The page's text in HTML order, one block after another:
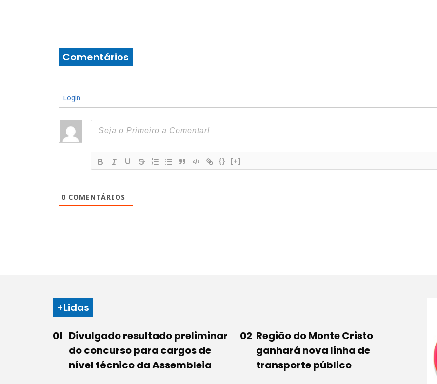
Comentários
Login
{} [+]
0 COMENTÁRIOS
+Lidas
Divulgado resultado preliminar
do concurso para cargos de
nível técnico da Assembleia
Região do Monte Cristo
ganhará nova linha de
transporte público